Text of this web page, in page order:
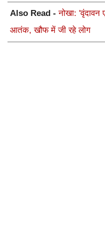
Also Read -नोखा: 'वृंदावन
आतंक, खौफ में जी रहे लोग